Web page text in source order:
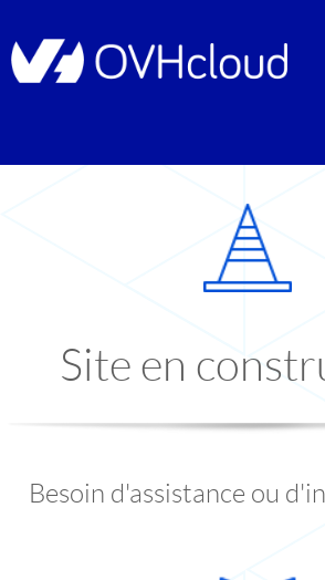
Site en
Besoin d'assistance ou